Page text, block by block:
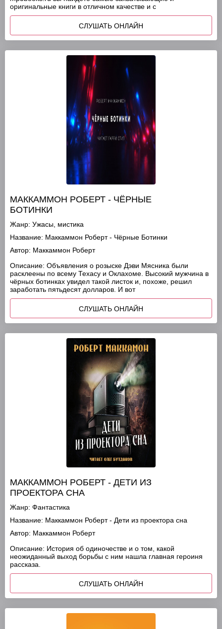
оригинальные книги в отличном качестве и с
СЛУШАТЬ ОНЛАЙН
МАККАММОН РОБЕРТ - ЧЁРНЫЕ
БОТИНКИ
Жанр: Ужасы, мистика
Название: Маккаммон Роберт - Чёрные Ботинки
Автор: Маккаммон Роберт
Описание: Объявления о розыске Дэви Мясника были
расклеены по всему Техасу и Оклахоме. Высокий мужчина в
чёрных ботинках увидел такой листок и, похоже, решил
заработать пятьдесят долларов. И вот
СЛУШАТЬ ОНЛАЙН
МАККАММОН РОБЕРТ - ДЕТИ ИЗ
ПРОЕКТОРА СНА
Жанр: Фантастика
Название: Маккаммон Роберт - Дети из проектора сна
Автор: Маккаммон Роберт
Описание: История об одиночестве и о том, какой
неожиданный выход борьбы с ним нашла главная героиня
рассказа.
СЛУШАТЬ ОНЛАЙН